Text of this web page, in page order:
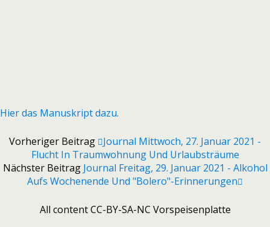
Hier das Manuskript dazu.
Vorheriger Beitrag
Journal Mittwoch, 27. Januar 2021 -
Flucht In Traumwohnung Und Urlaubsträume
Nächster Beitrag Journal Freitag, 29. Januar 2021 - Alkohol
Aufs Wochenende Und "Bolero"-Erinnerungen
All content CC-BY-SA-NC Vorspeisenplatte